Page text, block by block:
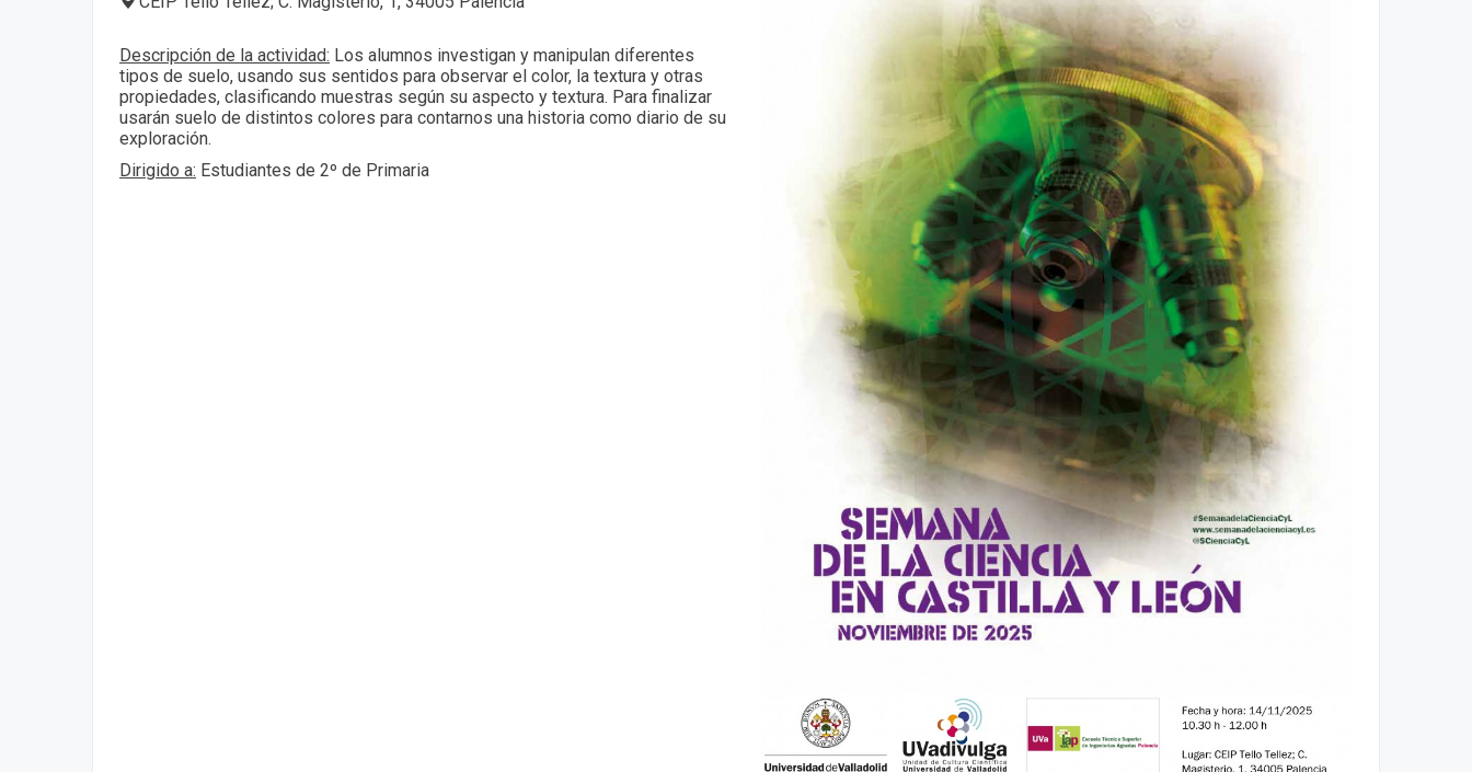
Descripción de la actividad: Los alumnos investigan y manipulan diferentes
tipos de suelo, usando sus sentidos para observar el color, la textura y otras
propiedades, clasificando muestras según su aspecto y textura. Para finalizar
usarán suelo de distintos colores para contarnos una historia como diario de su
exploración.
Dirigido a: Estudiantes de 2º de Primaria